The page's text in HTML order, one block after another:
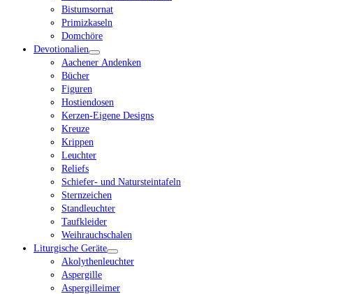
Bistumsornat
Primizkaseln
Domchöre
Devotionalien
Aachener Andenken
Bücher
Figuren
Hostiendosen
Kerzen-Eigene Designs
Kreuze
Krippen
Leuchter
Reliefs
Schiefer- und Natursteintafeln
Sternzeichen
Standleuchter
Taufkleider
Weihrauchschalen
Liturgische Geräte
Akolythenleuchter
Aspergille
Aspergilleimer